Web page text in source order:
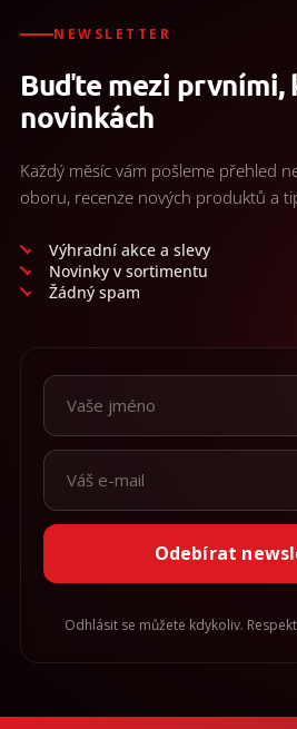
NEWSLETTER
Buďte mezi prvními,
novinkách
Každý měsíc vám pošleme přehled
oboru, recenze nových produktů a
Výhradní akce a slevy
Novinky v sortimentu
Žádný spam
Odebírat
Odhlásit se můžete kdykoliv.